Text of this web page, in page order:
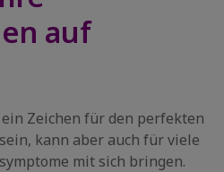
auf
Zeichen für den perfekten
kann aber auch für viele
mit sich bringen.